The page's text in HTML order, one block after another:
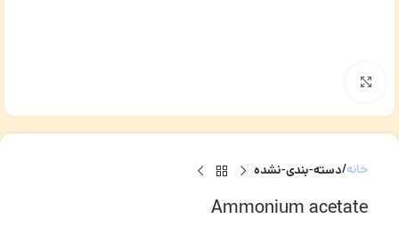
خانه دسته-بندی-نشده
Ammonium acetate